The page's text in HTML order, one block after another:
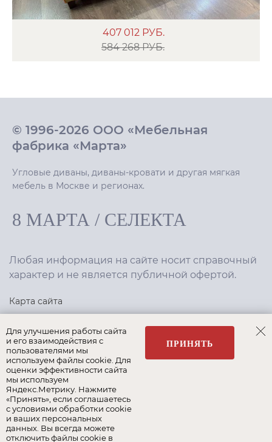
407 012 РУБ.
584 268 РУБ.
© 1996-2026 ООО «Мебельная
фабрика «Марта»
Угловые диваны, диваны-кровати и другая мягкая
мебель в Москве и регионах.
8 МАРТА / СЕЛЕКТА
Любая информация на сайте носит справочный
характер и не является публичной офертой.
Карта сайта
Создание сайта,интернет-маркетинг
Наши бренды:
Для улучшения работы сайта
и его взаимодействия с
пользователями мы
используем файлы cookie. Для
оценки эффективности сайта
мы используем
Яндекс.Метрику. Нажмите
«Принять», если соглашаетесь
с условиями обработки cookie
и ваших персональных
данных. Вы всегда можете
отключить файлы cookie в
ПРИНЯТЬ